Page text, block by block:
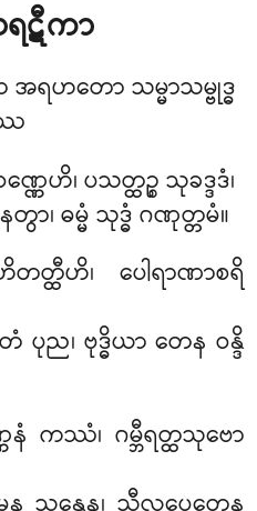
ရဋီကာ
ဟတော သမ္မာသမ္ဗုဒ္ဓ
ဏ္ဏေဟိ၊ ပသတ္ထဉ္စ သုခဒ္ဒဒံ၊
နတွာ၊ ဓမ္မံ သုဒ္ဓံ ဂဏုတ္တမံ။
တ္ထီဟိ၊ ပေါရာဏာစရိ
ပုည၊ ဗုဒ္ဓိယာ တေန ဝန္ဒိ
ကဿံ၊ ဂမ္ဘီရတ္ထသုဗော